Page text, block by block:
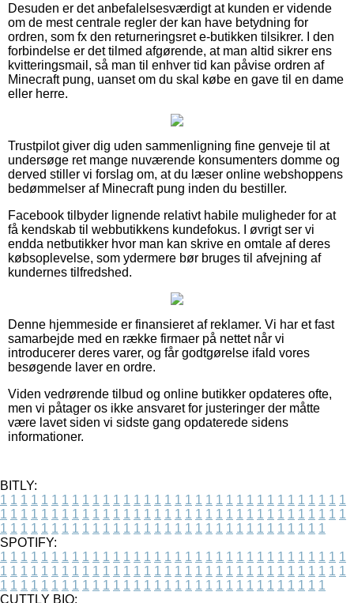
Desuden er det anbefalelsesværdigt at kunden er vidende
om de mest centrale regler der kan have betydning for
ordren, som fx den returneringsret e-butikken tilsikrer. I den
forbindelse er det tilmed afgørende, at man altid sikrer ens
kvitteringsmail, så man til enhver tid kan påvise ordren af
Minecraft pung, uanset om du skal købe en gave til en dame
eller herre.
Trustpilot giver dig uden sammenligning fine genveje til at
undersøge ret mange nuværende konsumenters domme og
derved stiller vi forslag om, at du læser online webshoppens
bedømmelser af Minecraft pung inden du bestiller.
Facebook tilbyder lignende relativt habile muligheder for at
få kendskab til webbutikkens kundefokus. I øvrigt ser vi
endda netbutikker hvor man kan skrive en omtale af deres
købsoplevelse, som ydermere bør bruges til afvejning af
kundernes tilfredshed.
Denne hjemmeside er finansieret af reklamer. Vi har et fast
samarbejde med en række firmaer på nettet når vi
introducerer deres varer, og får godtgørelse ifald vores
besøgende laver en ordre.
Viden vedrørende tilbud og online butikker opdateres ofte,
men vi påtager os ikke ansvaret for justeringer der måtte
være lavet siden vi sidste gang opdaterede sidens
informationer.
BITLY:
1 1 1 1 1 1 1 1 1 1 1 1 1 1 1 1 1 1 1 1 1 1 1 1 1 1 1 1 1 1 1 1 1 1
1 1 1 1 1 1 1 1 1 1 1 1 1 1 1 1 1 1 1 1 1 1 1 1 1 1 1 1 1 1 1 1 1 1
1 1 1 1 1 1 1 1 1 1 1 1 1 1 1 1 1 1 1 1 1 1 1 1 1 1 1 1 1 1 1 1
SPOTIFY:
1 1 1 1 1 1 1 1 1 1 1 1 1 1 1 1 1 1 1 1 1 1 1 1 1 1 1 1 1 1 1 1 1 1
1 1 1 1 1 1 1 1 1 1 1 1 1 1 1 1 1 1 1 1 1 1 1 1 1 1 1 1 1 1 1 1 1 1
1 1 1 1 1 1 1 1 1 1 1 1 1 1 1 1 1 1 1 1 1 1 1 1 1 1 1 1 1 1 1 1
CUTTLY BIO: